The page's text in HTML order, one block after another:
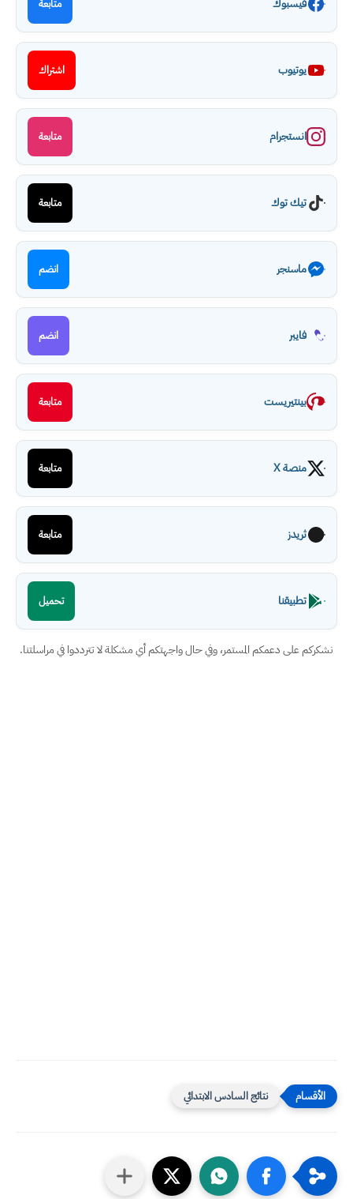
فيسبوك متابعة
يوتيوب اشتراك
انستجرام متابعة
تيك توك متابعة
ماسنجر انضم
فايبر انضم
بينتيريست متابعة
منصة X متابعة
ثريدز متابعة
تطبيقنا تحميل
نشكركم على دعمكم المستمر، وفي حال واجهتكم أي مشكلة لا تترددوا في مراسلتنا.
نتائج السادس الابتدائي